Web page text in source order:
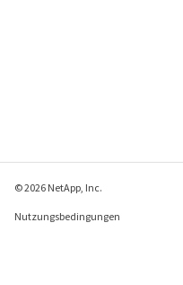
© 2026 NetApp, Inc.
Nutzungsbedingungen